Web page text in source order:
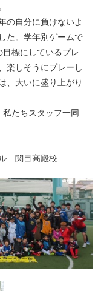
の自分に負けないよ
た。学年別ゲームで
標にしているプレ
楽しそうにプレーし
、大いに盛り上がり
たちスタッフ一同
関目高殿校